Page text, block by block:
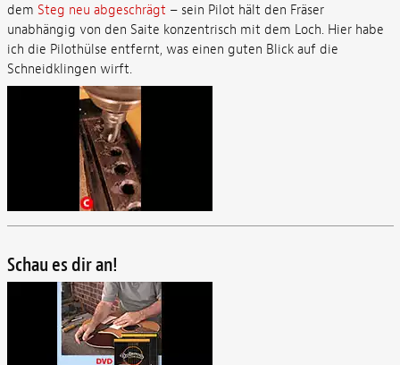
dem Steg neu abgeschrägt – sein Pilot hält den Fräser
unabhängig von den Saite konzentrisch mit dem Loch. Hier habe
ich die Pilothülse entfernt, was einen guten Blick auf die
Schneidklingen wirft.
Schau es dir an!